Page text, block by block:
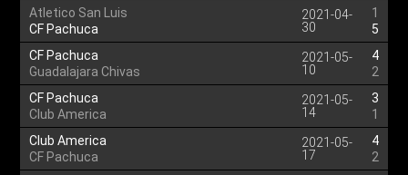
Atletico San Luis
CF Pachuca
2021-04-
30
1
5
CF Pachuca
Guadalajara Chivas
2021-05-
10
4
2
CF Pachuca
Club America
2021-05-
14
3
1
Club America
CF Pachuca
2021-05-
17
4
2